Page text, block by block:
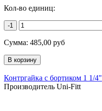
Кол-во единиц:
-1
Сумма: 485,00 руб
Контргайка с бортиком 1 1/4"
Производитель Uni-Fitt